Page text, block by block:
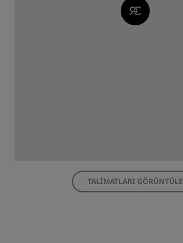
TALIMATLARI GÖRÜNTÜLE